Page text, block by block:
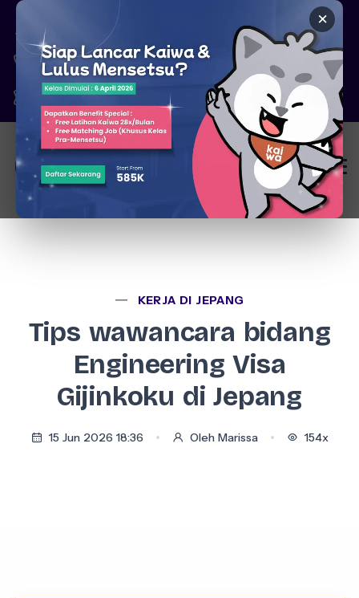
×
Pare, Kediri - Jawa Timur
6287777326344
marketing@kaiwa.id
Login
KERJA DI JEPANG
Tips wawancara bidang
Engineering Visa
Gijinkoku di Jepang
15 Jun 2026 18:36 Oleh Marissa 154x